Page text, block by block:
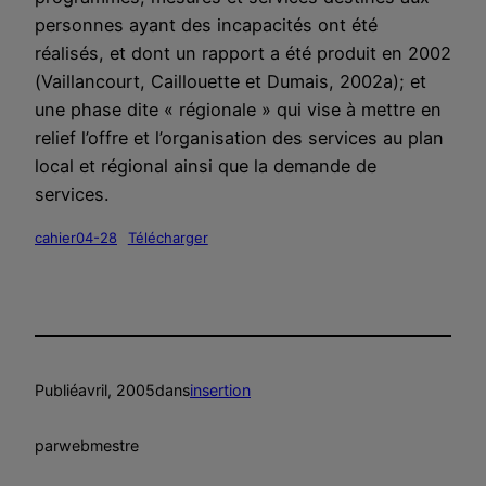
personnes ayant des incapacités ont été
réalisés, et dont un rapport a été produit en 2002
(Vaillancourt, Caillouette et Dumais, 2002a); et
une phase dite « régionale » qui vise à mettre en
relief l’offre et l’organisation des services au plan
local et régional ainsi que la demande de
services.
cahier04-28 Télécharger
Publiéavril, 2005dansinsertion
parwebmestre